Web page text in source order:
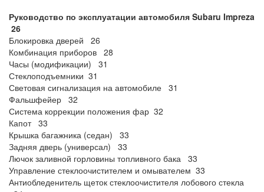
Руководство по эксплуатации автомобиля Subaru Impreza
26
Блокировка дверей 26
Комбинация приборов 28
Часы (модификации) 31
Стеклоподъемники 31
Световая сигнализация на автомобиле 31
Фальшфейер 32
Система коррекции положения фар 32
Капот 33
Крышка багажника (седан) 33
Задняя дверь (универсал) 33
Лючок заливной горловины топливного бака 33
Управление стеклоочистителем и омывателем 33
Антиобледенитель щеток стеклоочистителя лобового стекла